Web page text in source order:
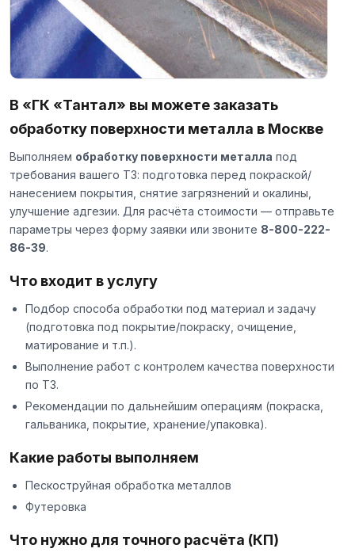
В «ГК «Тантал» вы можете заказать
обработку поверхности металла в Москве
Выполняем обработку поверхности металла под
требования вашего ТЗ: подготовка перед покраской/
нанесением покрытия, снятие загрязнений и окалины,
улучшение адгезии. Для расчёта стоимости — отправьте
параметры через форму заявки или звоните 8-800-222-
86-39.
Что входит в услугу
Подбор способа обработки под материал и задачу
(подготовка под покрытие/покраску, очищение,
матирование и т.п.).
Выполнение работ с контролем качества поверхности
по ТЗ.
Рекомендации по дальнейшим операциям (покраска,
гальваника, покрытие, хранение/упаковка).
Какие работы выполняем
Пескоструйная обработка металлов
Футеровка
Что нужно для точного расчёта (КП)